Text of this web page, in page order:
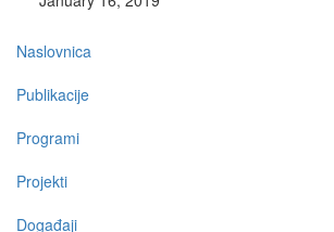
Main
navigation
Naslovnica
Publikacije
Programi
Projekti
Događaji